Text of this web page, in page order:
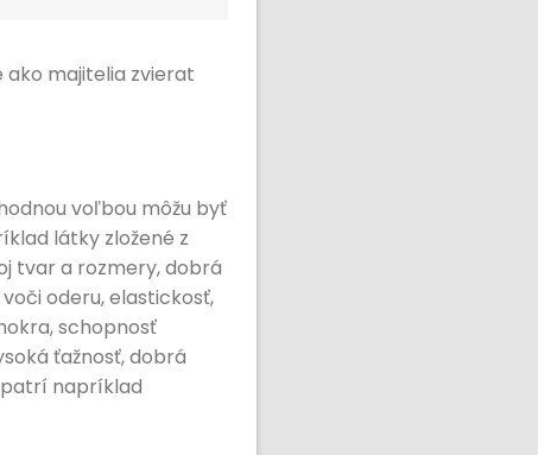
majitelia zvierat
voľbou môžu byť
látky zložené z
tvar a rozmery, dobrá
oderu, elastickosť,
schopnosť
ťažnosť, dobrá
napríklad